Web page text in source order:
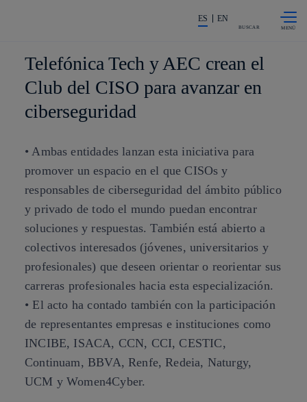
La acción en accionistas e
ES EN
BUSCAR
Telefónica Tech y AEC crean el
Club del CISO para avanzar en
ciberseguridad
• Ambas entidades lanzan esta iniciativa para
promover un espacio en el que CISOs y
responsables de ciberseguridad del ámbito público
y privado de todo el mundo puedan encontrar
soluciones y respuestas. También está abierto a
colectivos interesados (jóvenes, universitarios y
profesionales) que deseen orientar o reorientar sus
carreras profesionales hacia esta especialización.
• El acto ha contado también con la participación
de representantes empresas e instituciones como
INCIBE, ISACA, CCN, CCI, CESTIC,
Continuam, BBVA, Renfe, Redeia, Naturgy,
UCM y Women4Cyber.